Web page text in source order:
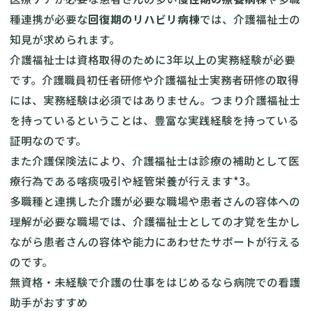
種連携が必要な回復期のリハビリ病棟では、介護福祉士の
知見が求められます。
介護福祉士は資格取得のために3年以上の実務経験が必要
です。介護職員初任者研修や介護福祉士実務者研修の取得
には、実務経験は必須ではありません。つまり介護福祉士
を持っているということは、豊富な実践経験を持っている
証明なのです。
また介護保険法により、介護福祉士は診療の補助として医
療行為である喀痰吸引や経管栄養が行えます*3。
多職種と連携した介護が必要な職場や患者さんの容体への
理解が必要な職場では、介護福祉士としての才覚を生かし
ながら患者さんの容体や能力にあわせたサポートが行える
のです。
無資格・未経験で介護の仕事をはじめるなら病院での看護
助手がおすすめ